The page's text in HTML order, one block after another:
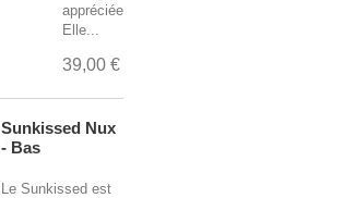
appréciée.
Elle...
39,00 €
Sunkissed Nux
- Bas
Le Sunkissed est